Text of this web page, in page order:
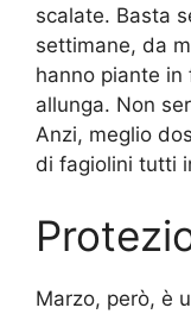
scalate. Basta
settimane, da
hanno piante in
allunga. Non
Anzi, meglio
di fagiolini tutti
Marzo, però, è